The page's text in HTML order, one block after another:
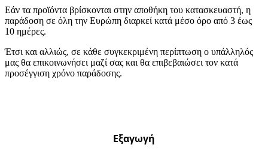
Εάν τα προϊόντα βρίσκονται στην αποθήκη του κατασκευαστή, η
παράδοση σε όλη την Ευρώπη διαρκεί κατά μέσο όρο από 3 έως
10 ημέρες.
Έτσι και αλλιώς, σε κάθε συγκεκριμένη περίπτωση ο υπάλληλός
μας θα επικοινωνήσει μαζί σας και θα επιβεβαιώσει τον κατά
προσέγγιση χρόνο παράδοσης.
Εξαγωγή